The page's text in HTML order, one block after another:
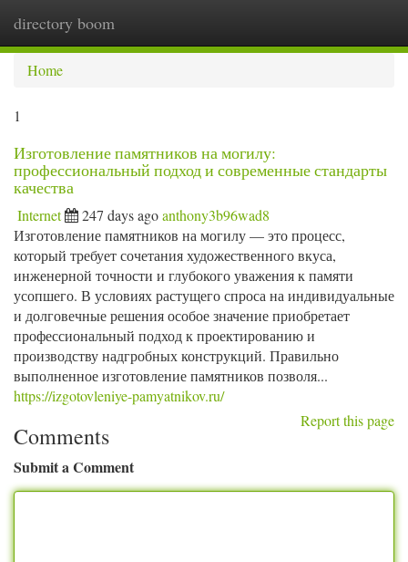
directory boom
Home
1
Изготовление памятников на могилу:
профессиональный подход и современные стандарты
качества
Internet 247 days agoanthony3b96wad8
Изготовление памятников на могилу — это процесс,
который требует сочетания художественного вкуса,
инженерной точности и глубокого уважения к памяти
усопшего. В условиях растущего спроса на индивидуальные
и долговечные решения особое значение приобретает
профессиональный подход к проектированию и
производству надгробных конструкций. Правильно
выполненное изготовление памятников позволя...
https://izgotovleniye-pamyatnikov.ru/
Report this page
Comments
Submit a Comment